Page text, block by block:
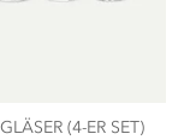
(4-ER SET)